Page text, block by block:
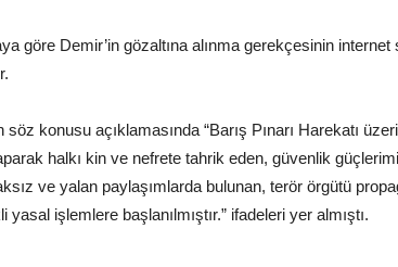
göre Demir’in gözaltına alınma gerekçesinin
konusu açıklamasında “Barış Pınarı Harekatı
halkı kin ve nefrete tahrik eden, güvenlik
ve yalan paylaşımlarda bulunan, terör örgütü
işlemlere başlanılmıştır.” ifadeleri yer almıştı.